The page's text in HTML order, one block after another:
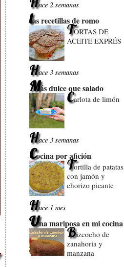
ace 2 semanas
las recetillas de romo
TORTAS DE
ACEITE EXPRÉS
Hace 3 semanas
Más dulce que salado
Carlota de limón
Hace 3 semanas
Cocina por afición
Tortilla de patatas
con jamón y
chorizo picante
Hace 1 mes
Una mariposa en mi cocina
Bizcocho de
zanahoria y
manzana